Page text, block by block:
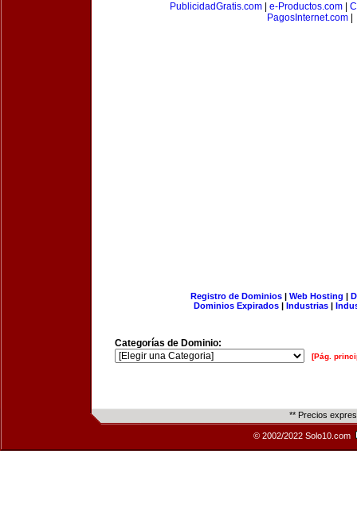
PublicidadGratis.com
e-Productos.com
PagosInternet.com
Registro de Dominios| Web Hosting |
Dominios Expirados | Industrias |
Categorías de Dominio:
[Pág.
** Precios
© 2002/2022 Solo10.com